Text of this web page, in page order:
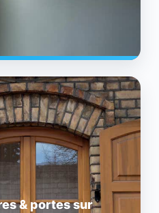
& portes sur